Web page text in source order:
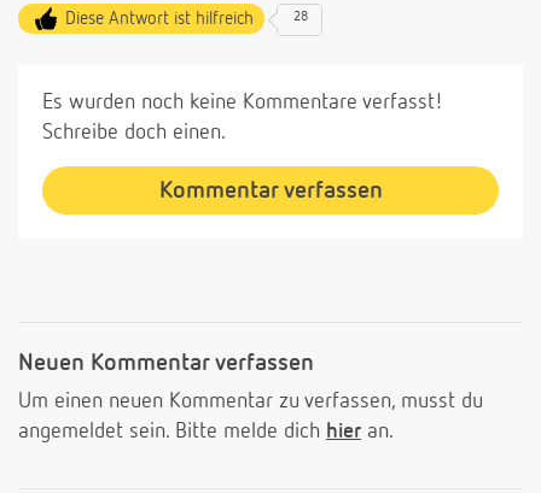
Diese Antwort ist hilfreich 28
Es wurden noch keine Kommentare verfasst!
Schreibe doch einen.
Kommentar verfassen
Neuen Kommentar verfassen
Um einen neuen Kommentar zu verfassen, musst du
angemeldet sein. Bitte melde dich hier an.